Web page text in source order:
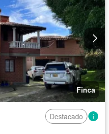
Finca
Destacado